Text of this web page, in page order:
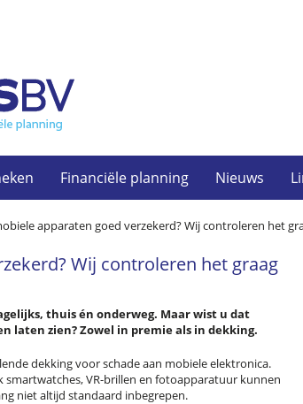
apparaten goed verzekerd? Wij controleren het
Wij controleren het graag
thuis én onderweg. Maar wist u dat
laten zien? Zowel in premie als in dekking.
dekking voor schade aan mobiele elektronica.
VR-brillen en fotoapparatuur kunnen
niet altijd standaard inbegrepen.
Financiële planning Nieuws